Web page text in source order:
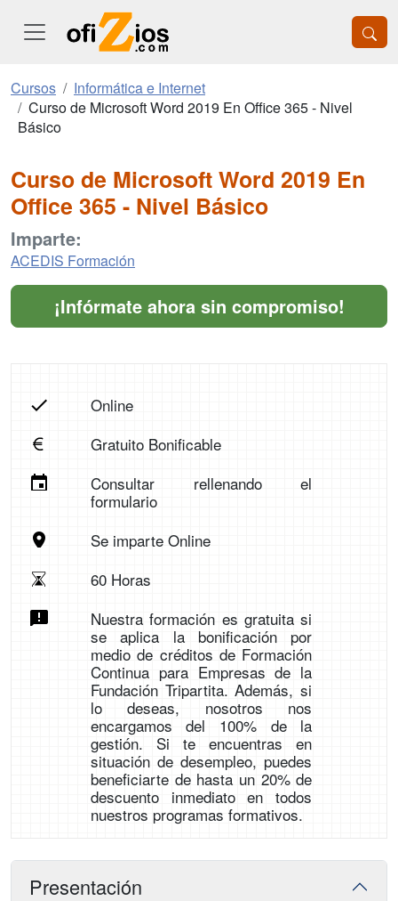
Cursos
Informática e Internet
Curso de Microsoft Word 2019 En Office 365 - Nivel
Básico
Curso de Microsoft Word 2019 En
Office 365 - Nivel Básico
Imparte:
ACEDIS Formación
¡Infórmate ahora sin compromiso!
Online
Gratuito Bonificable
Consultar rellenando el
formulario
Se imparte Online
60 Horas
Nuestra formación es gratuita si
se aplica la bonificación por
medio de créditos de Formación
Continua para Empresas de la
Fundación Tripartita. Además, si
lo deseas, nosotros nos
encargamos del 100% de la
gestión. Si te encuentras en
situación de desempleo, puedes
beneficiarte de hasta un 20% de
descuento inmediato en todos
nuestros programas formativos.
Presentación